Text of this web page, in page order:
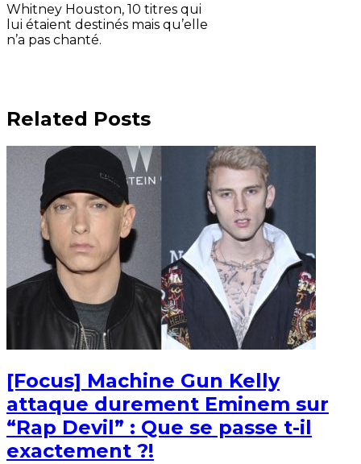
Whitney Houston, 10 titres qui
lui étaient destinés mais qu’elle
n’a pas chanté.
Related Posts
[Focus] Machine Gun Kelly
attaque durement Eminem sur
“Rap Devil” : Que se passe t-il
exactement ?!